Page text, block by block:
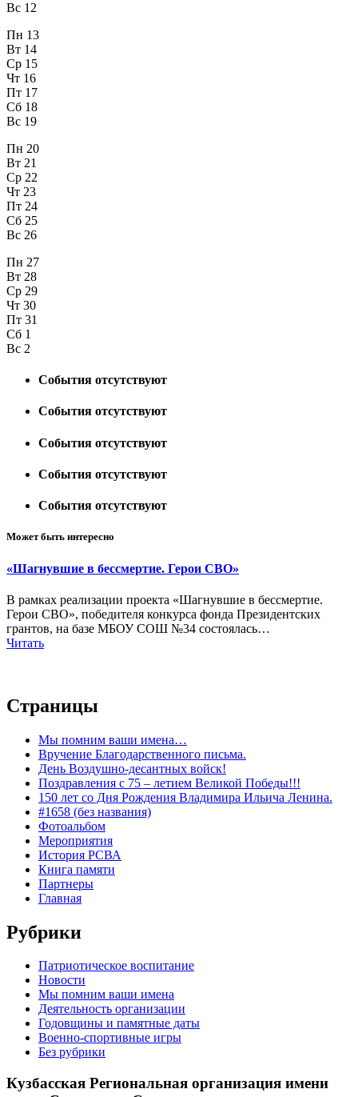
Вс 12
Пн 13
Вт 14
Ср 15
Чт 16
Пт 17
Сб 18
Вс 19
Пн 20
Вт 21
Ср 22
Чт 23
Пт 24
Сб 25
Вс 26
Пн 27
Вт 28
Ср 29
Чт 30
Пт 31
Сб 1
Вс 2
События отсутствуют
События отсутствуют
События отсутствуют
События отсутствуют
События отсутствуют
Может быть интересно
«Шагнувшие в бессмертие. Герои СВО»
В рамках реализации проекта «Шагнувшие в бессмертие.
Герои СВО», победителя конкурса фонда Президентских
грантов, на базе МБОУ СОШ №34 состоялась…
Читать
Страницы
Мы помним ваши имена…
Вручение Благодарственного письма.
День Воздушно-десантных войск!
Поздравления с 75 – летием Великой Победы!!!
150 лет со Дня Рождения Владимира Ильича Ленина.
#1658 (без названия)
Фотоальбом
Мероприятия
История РСВА
Книга памяти
Партнеры
Главная
Рубрики
Патриотическое воспитание
Новости
Мы помним ваши имена
Деятельность организации
Годовщины и памятные даты
Военно-спортивные игры
Без рубрики
Кузбасская Региональная организация имени